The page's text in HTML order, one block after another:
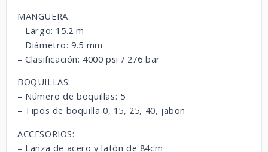
MANGUERA:
– Largo: 15.2 m
– Diámetro: 9.5 mm
– Clasificación: 4000 psi / 276 bar
BOQUILLAS:
– Número de boquillas: 5
– Tipos de boquilla 0, 15, 25, 40, jabon
ACCESORIOS:
– Lanza de acero y latón de 84cm